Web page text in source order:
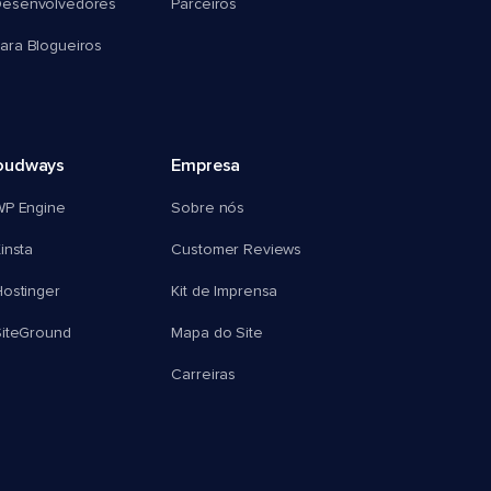
Blogueiros
Parceiros
Engine
Empresa
Sobre nós
Customer Reviews
Kit de Imprensa
Mapa do Site
Carreiras